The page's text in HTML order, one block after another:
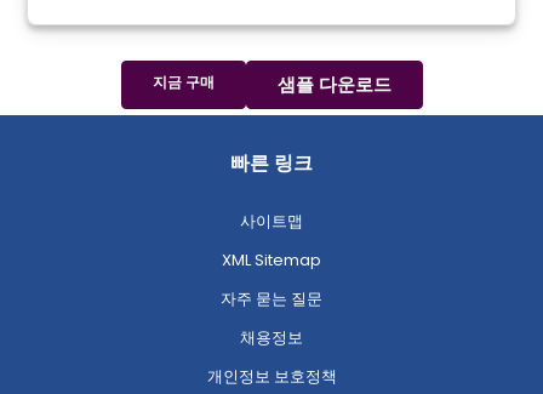
지금 구매 샘플 다운로드
빠른 링크
사이트맵
XML Sitemap
자주 묻는 질문
채용정보
개인정보 보호정책